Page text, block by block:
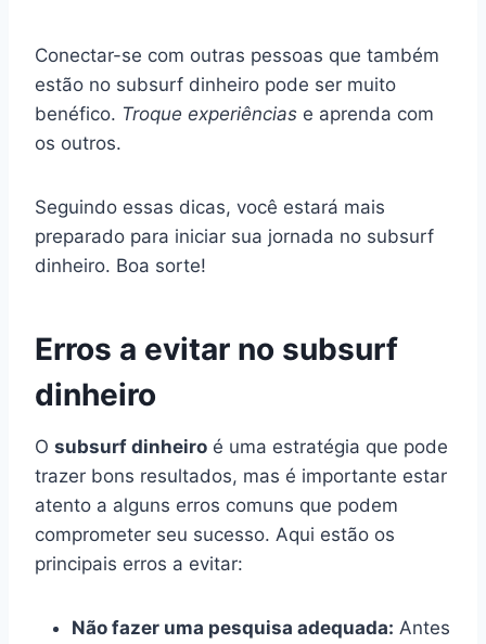
Conectar-se com outras pessoas que também
estão no subsurf dinheiro pode ser muito
benéfico. Troque experiências e aprenda com
os outros.
Seguindo essas dicas, você estará mais
preparado para iniciar sua jornada no subsurf
dinheiro. Boa sorte!
Erros a evitar no subsurf
dinheiro
O subsurf dinheiro é uma estratégia que pode
trazer bons resultados, mas é importante estar
atento a alguns erros comuns que podem
comprometer seu sucesso. Aqui estão os
principais erros a evitar:
Não fazer uma pesquisa adequada: Antes